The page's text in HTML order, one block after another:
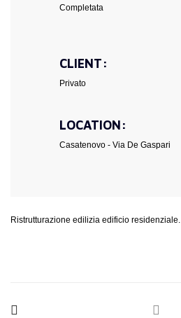
Completata
CLIENT:
Privato
LOCATION:
Casatenovo - Via De Gaspari
Ristrutturazione edilizia edificio residenziale.